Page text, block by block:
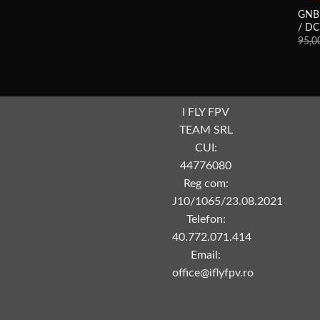
/
I FLY FPV
TEAM SRL
CUI:
44776080
Reg com:
J10/1065/23.08.2021
Telefon:
40.772.071.414
Email:
office@iflyfpv.ro